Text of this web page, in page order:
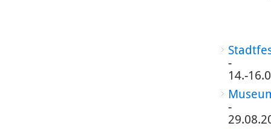
-
14.-
-